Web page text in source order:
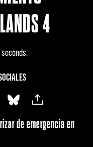
4
de emergencia en